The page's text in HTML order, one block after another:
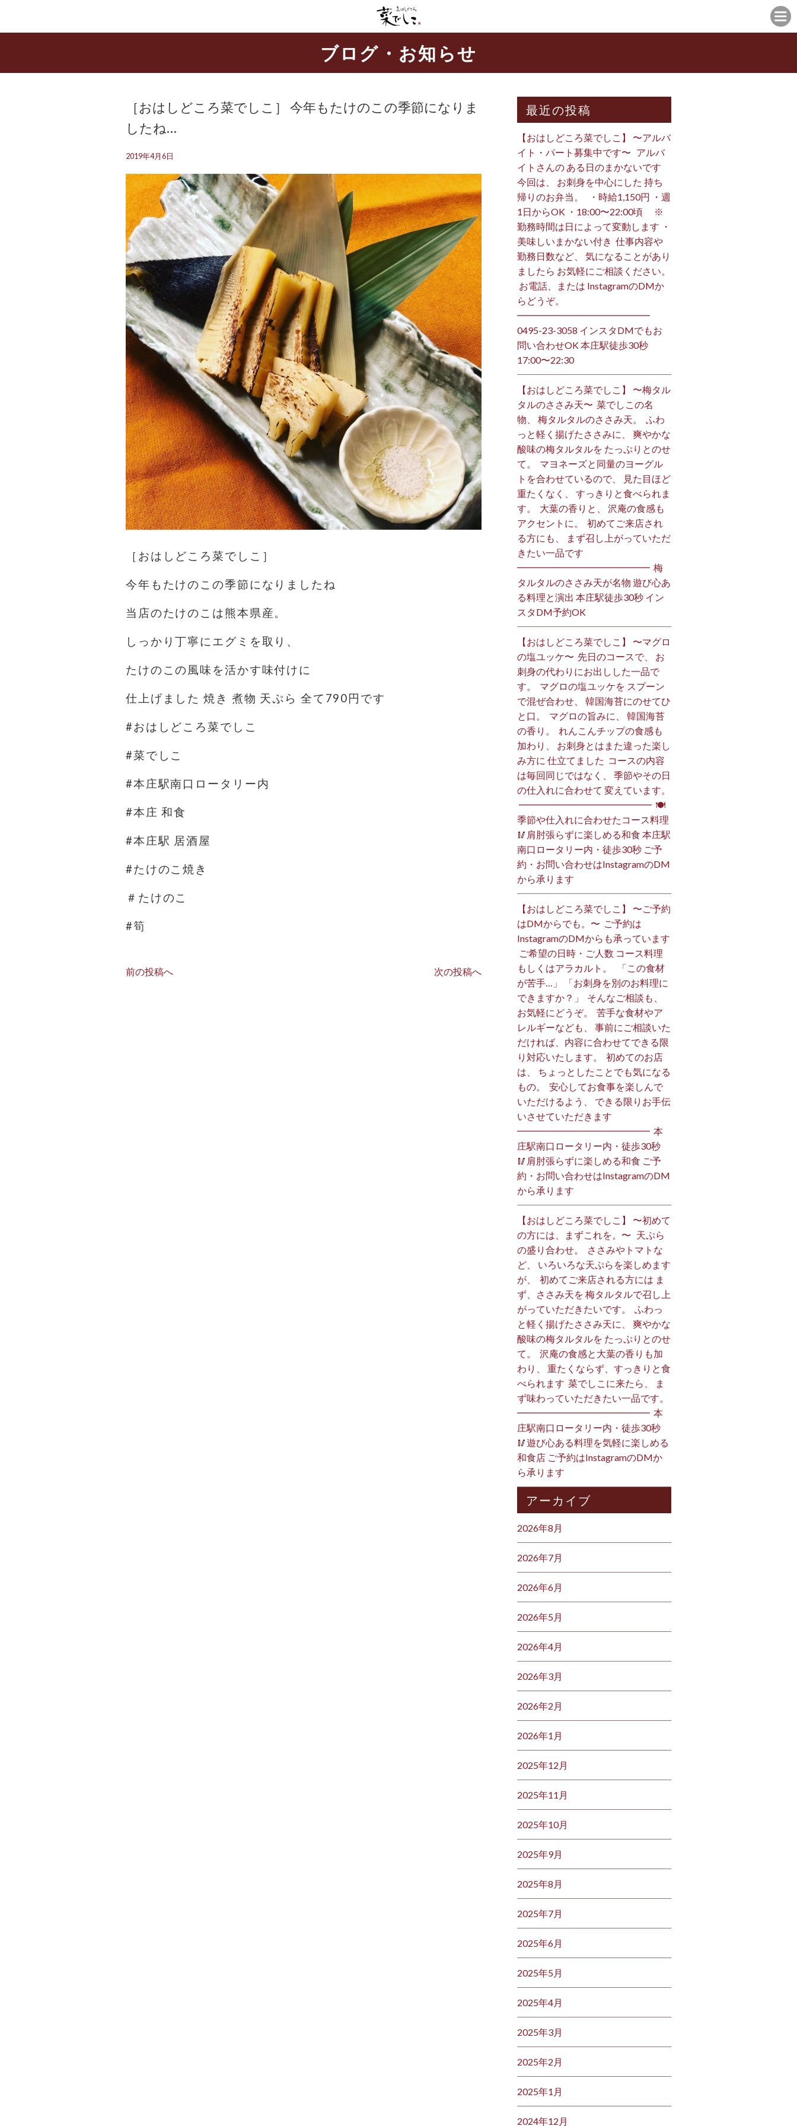
ブログ・お知らせ
［おはしどころ菜でしこ］ 今年もたけのこの季節になりま
したね…
2019年4月6日
［おはしどころ菜でしこ］
今年もたけのこの季節になりましたね
当店のたけのこは熊本県産。
しっかり丁寧にエグミを取り、
たけのこの風味を活かす味付けに
仕上げました 焼き 煮物 天ぷら 全て790円です
#おはしどころ菜でしこ
#菜でしこ
#本庄駅南口ロータリー内
#本庄 和食
#本庄駅 居酒屋
#たけのこ焼き
＃たけのこ
#筍
前の投稿へ 次の投稿へ
最近の投稿
【おはしどころ菜でしこ】 〜アルバ
イト・パート募集中です〜 ⁡ ⁡ アルバ
イトさんの ある日のまかないです ⁡
今回は、 お刺身を中心にした 持ち
帰りのお弁当。 ⁡ ⁡ ・時給1,150円 ・週
1日からOK ・18:00〜22:00頃 ※
勤務時間は日によって変動します ・
美味しいまかない付き ⁡ 仕事内容や
勤務日数など、 気になることがあり
ましたら お気軽にご相談ください。
⁡ お電話、または InstagramのDMか
らどうぞ。 ⁡
━━━━━━━━━━━━━━ ⁡
️0495-23-3058 インスタDMでもお
問い合わせOK 本庄駅徒歩30秒
17:00〜22:30 ⁡
【おはしどころ菜でしこ】 〜梅タル
タルのささみ天〜 ⁡ 菜でしこの名
物、 梅タルタルのささみ天。 ⁡ ふわ
っと軽く揚げたささみに、 爽やかな
酸味の梅タルタルを たっぷりとのせ
て。 ⁡ マヨネーズと同量のヨーグル
トを合わせているので、 見た目ほど
重たくなく、 すっきりと食べられま
す。 ⁡ 大葉の香りと、 沢庵の食感も
アクセントに。 ⁡ 初めてご来店され
る方にも、 まず召し上がっていただ
きたい一品です️ ⁡
━━━━━━━━━━━━━━ ⁡ 梅
タルタルのささみ天が名物 遊び心あ
る料理と演出 本庄駅徒歩30秒 イン
スタDM予約OK ⁡
【おはしどころ菜でしこ】 〜マグロ
の塩ユッケ〜 ⁡ 先日のコースで、 お
刺身の代わりにお出しした一品で
す。 ⁡ マグロの塩ユッケを スプーン
で混ぜ合わせ、 韓国海苔にのせてひ
と口。 ⁡ マグロの旨みに、 韓国海苔
の香り。 ⁡ れんこんチップの食感も
加わり、 お刺身とはまた違った楽し
み方に 仕立てました️ ⁡ コースの内容
は毎回同じではなく、 季節やその日
の仕入れに合わせて 変えています。
⁡ ━━━━━━━━━━━━━━ ⁡ 🍽
季節や仕入れに合わせたコース料理
🥢肩肘張らずに楽しめる和食 本庄駅
南口ロータリー内・徒歩30秒 ご予
約・お問い合わせはInstagramのDM
から承ります ⁡
【おはしどころ菜でしこ】 〜ご予約
はDMからでも。〜 ⁡ ご予約は
InstagramのDMからも承っています
⁡ ご希望の日時・ご人数 コース料理
もしくはアラカルト。 ⁡ ⁡ 「この食材
が苦手…」 「お刺身を別のお料理に
できますか？」 ⁡ そんなご相談も、
お気軽にどうぞ。 ⁡ 苦手な食材やア
レルギーなども、 事前にご相談いた
だければ、内容に合わせてできる限
り対応いたします。 ⁡ 初めてのお店
は、 ちょっとしたことでも気になる
もの。 ⁡ 安心してお食事を楽しんで
いただけるよう、 できる限りお手伝
いさせていただきます️ ⁡
━━━━━━━━━━━━━━ ⁡ 本
庄駅南口ロータリー内・徒歩30秒
🥢肩肘張らずに楽しめる和食 ご予
約・お問い合わせはInstagramのDM
から承ります ⁡
【おはしどころ菜でしこ】 〜初めて
の方には、まずこれを。〜 ⁡ ⁡ 天ぷら
の盛り合わせ。 ⁡ ささみやトマトな
ど、 いろいろな天ぷらを楽しめます
が、 ⁡ 初めてご来店される方には ま
ず、ささみ天を 梅タルタルで召し上
がっていただきたいです。 ⁡ ふわっ
と軽く揚げたささみ天に、 爽やかな
酸味の梅タルタルを たっぷりとのせ
て。 ⁡ 沢庵の食感と大葉の香りも加
わり、 重たくならず、すっきりと食
べられます️ ⁡ 菜でしこに来たら、 ま
ず味わっていただきたい一品です。 ⁡
━━━━━━━━━━━━━━ ⁡ 本
庄駅南口ロータリー内・徒歩30秒
🥢遊び心ある料理を気軽に楽しめる
和食店 ご予約はInstagramのDMか
ら承ります ⁡
アーカイブ
2026年8月
2026年7月
2026年6月
2026年5月
2026年4月
2026年3月
2026年2月
2026年1月
2025年12月
2025年11月
2025年10月
2025年9月
2025年8月
2025年7月
2025年6月
2025年5月
2025年4月
2025年3月
2025年2月
2025年1月
2024年12月